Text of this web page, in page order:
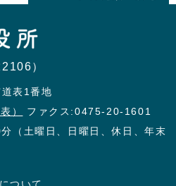
）
表1番地
）
ファクス:0475-20-1601
（土曜日、日曜日、休日、年末